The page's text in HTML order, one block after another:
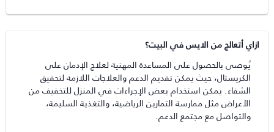
ازاي أتعالج من الايس في البيت؟
يُوصى بالحصول على المساعدة المهنية لعلاج الإدمان على
الكريستال، حيث يمكن تقديم الدعم والعلاجات اللازمة لتحقيق
الشفاء. يمكن استخدام بعض الإجراءات في المنزل للتخفيف من
الأعراض مثل ممارسة التمارين الرياضية، والتغذية السليمة،
والتواصل مع مجتمع الدعم.